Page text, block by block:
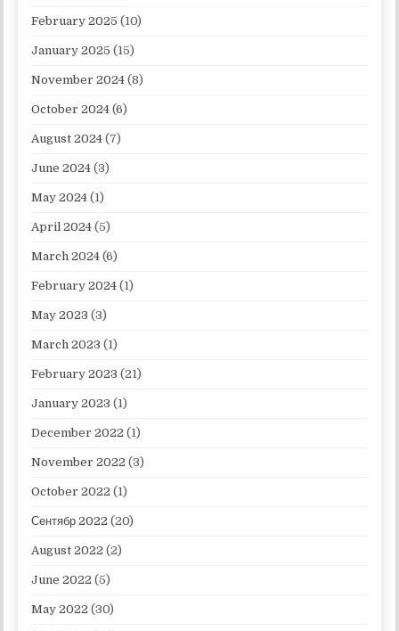
February 2025 (10)
January 2025 (15)
November 2024 (8)
October 2024 (6)
August 2024 (7)
June 2024 (3)
May 2024 (1)
April 2024 (5)
March 2024 (6)
February 2024 (1)
May 2023 (3)
March 2023 (1)
February 2023 (21)
January 2023 (1)
December 2022 (1)
November 2022 (3)
October 2022 (1)
Сентябр 2022 (20)
August 2022 (2)
June 2022 (5)
May 2022 (30)